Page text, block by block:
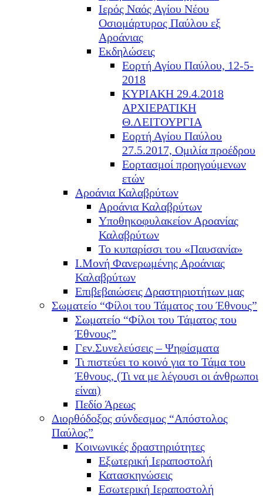
Ιερός Ναός Αγίου Νέου
Οσιομάρτυρος Παύλου εξ
Αροάνιας
Εκδηλώσεις
Εορτή Αγίου Παύλου, 12-5-
2018
ΚΥΡΙΑΚΗ 29.4.2018
ΑΡΧΙΕΡΑΤΙΚΗ
Θ.ΛΕΙΤΟΥΡΓΙΑ
Εορτή Αγίου Παύλου
27.5.2017, Ομιλία προέδρου
Εορτασμοί προηγούμενων
ετών
Αροάνια Καλαβρύτων
Αροάνια Καλαβρύτων
Υποθηκοφυλακείον Αροανίας
Καλαβρύτων
Το κυπαρίσσι του «Παυσανία»
Ι.Μονή Φανερωμένης Αροάνιας
Καλαβρύτων
Επιβεβαιώσεις Δραστηριοτήτων μας
Σωματείο “Φίλοι του Τάματος του Έθνους”
Σωματείο “Φίλοι του Τάματος του
Έθνους”
Γεν.Συνελεύσεις – Ψηφίσματα
Τι πιστεύει το κοινό για το Τάμα του
Έθνους, (Τι να με λέγουσι οι άνθρωποι
είναι)
Πεδίο Άρεως
Διορθόδοξος σύνδεσμος “Απόστολος
Παύλος”
Κοινωνικές δραστηριότητες
Εξωτερική Ιεραποστολή
Κατασκηνώσεις
Εσωτερική Ιεραποστολή